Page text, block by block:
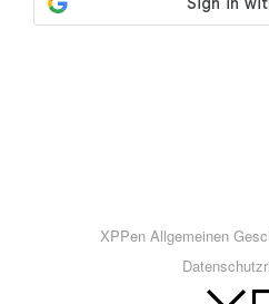
XPPen Allgemeinen